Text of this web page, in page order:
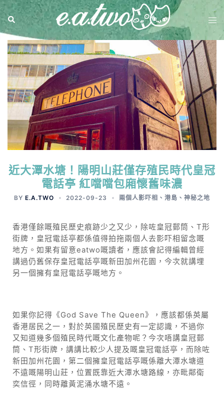
近大潭水塘！陽明山莊僅存殖民時代皇冠
電話亭 紅噹噹包廂懷舊味濃
BY E.A.TWO 2022-09-23 兩個人影吓相 、 港島 、 神秘之地
香港僅餘嘅殖民歷史痕跡少之又少，除咗皇冠郵筒、T形
街牌，皇冠電話亭都係值得拍拖兩個人去影吓相留念嘅
地方。如果有留意eatwo嘅讀者，應該會記得編輯曾經
講過仍舊保存皇冠電話亭嘅新田加州花園，今次就講埋
另一個擁有皇冠電話亭嘅地方。
如果你記得《God Save The Queen》，應該都係英屬
香港居民之一，對於英國殖民歷史有一定認識，不過你
又知道幾多個殖民時代嘅文化產物呢？今次唔講皇冠郵
筒、T形街牌，講講比較少人提及嘅皇冠電話亭，而除咗
新田加州花園，第二個擁皇冠電話亭嘅係離大潭水塘道
不遠嘅陽明山莊，位置既靠近大潭水塘路線，亦毗鄰衛
奕信徑，同時離黃泥涌水塘不遠。